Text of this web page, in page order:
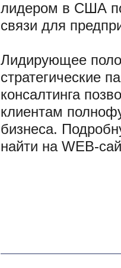
лидером в США
связи для
Лидирующее
стратегические
консалтинга
клиентам
бизнеса.
найти на WEB-